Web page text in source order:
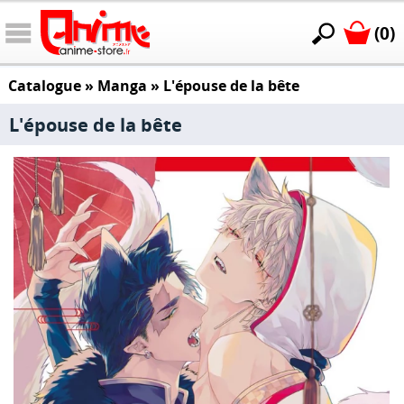
(0)
Catalogue» Manga » L'épouse de la bête
L'épouse de la bête